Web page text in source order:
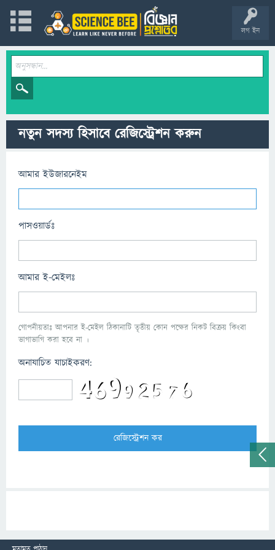
লগ ইন
নতুন সদস্য হিসাবে রেজিস্ট্রেশন করুন
আমার ইউজারনেইম
পাসওয়ার্ডঃ
আমার ই-মেইলঃ
গোপনীয়তাঃ আপনার ই-মেইল ঠিকানাটি তৃতীয় কোন পক্ষের নিকট বিক্রয় কিংবা
ভাগাভাগি করা হবে না ।
অনাযাচিত যাচাইকরণ: